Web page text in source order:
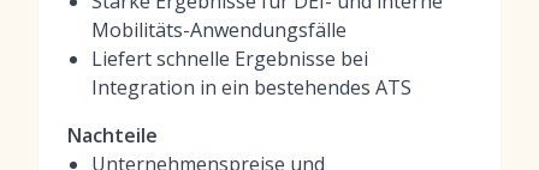
Mobilitäts-Anwendungsfälle
Liefert schnelle Ergebnisse bei
Integration in ein bestehendes ATS
Nachteile
Unternehmenspreise und